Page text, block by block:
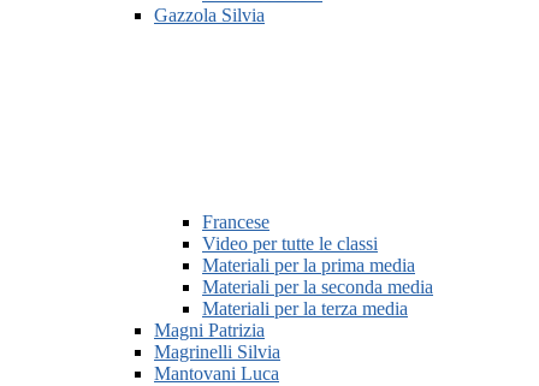
Gazzola Silvia
Francese
Video per tutte le classi
Materiali per la prima media
Materiali per la seconda media
Materiali per la terza media
Magni Patrizia
Magrinelli Silvia
Mantovani Luca